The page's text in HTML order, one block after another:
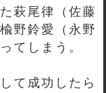
萩尾律（佐藤
野鈴愛（永野
てしまう。
て成功したら